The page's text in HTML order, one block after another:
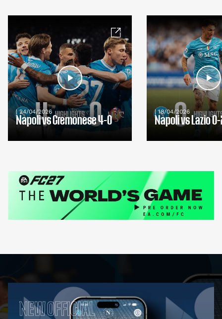
| 24/04/2026
Napoli vs Cremonese 4-0
| 18/04/2026
Napoli vs Lazio
NEW OFFICIAL